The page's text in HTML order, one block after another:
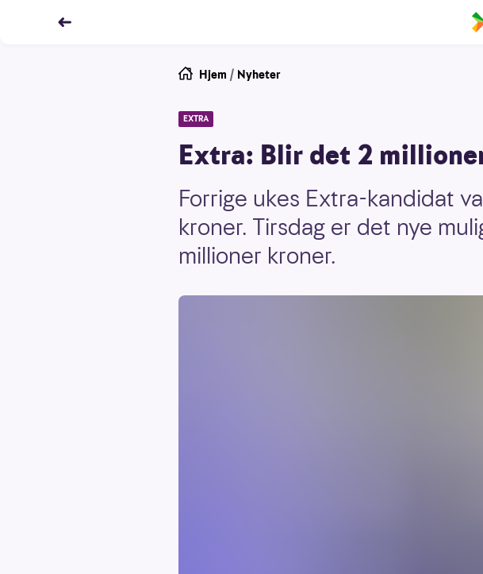
Hjem / Nyheter
EXTRA
Extra: Blir det 2
Forrige ukes Extra-kandidat
kroner. Tirsdag er det nye
millioner kroner.